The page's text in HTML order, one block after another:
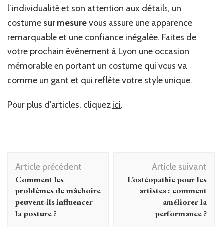
l’individualité et son attention aux détails, un
costume sur mesurevous assure une apparence
remarquable et une confiance inégalée. Faites de
votre prochain événement à Lyon une occasion
mémorable en portant un costume qui vous va
comme un gant et qui reflète votre style unique.
Pour plus d’articles, cliquez ici.
Navigation
d'article
Article précédent
Comment les
problèmes de mâchoire
peuvent-ils influencer
la posture ?
Article suivant
L’ostéopathie pour les
artistes : comment
améliorer la
performance ?